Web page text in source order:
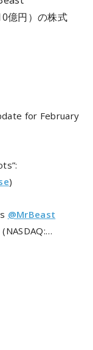
億円）の株式
for February
)
@MrBeast